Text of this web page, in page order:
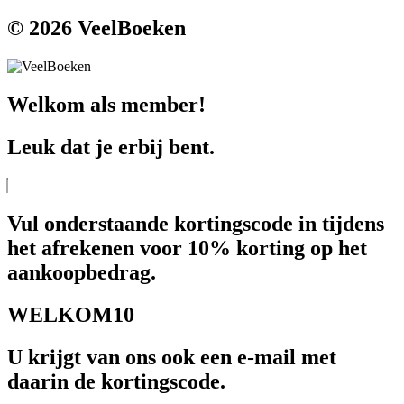
© 2026 VeelBoeken
Welkom als member!
Leuk dat je erbij bent.
Vul onderstaande kortingscode in tijdens
het afrekenen voor 10% korting op het
aankoopbedrag.
WELKOM10
U krijgt van ons ook een e-mail met
daarin de kortingscode.